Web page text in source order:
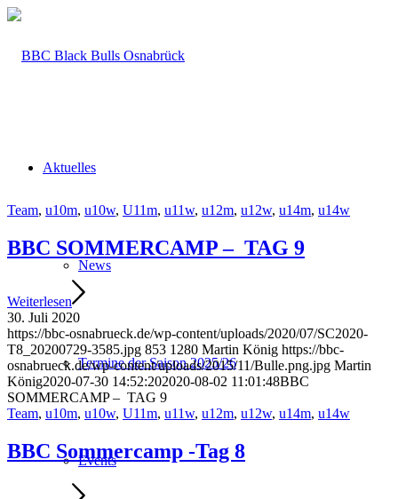
Aktuelles
News
Termine der Saison 2025/26
Events
Team, u10m, u10w, U11m, u11w, u12m, u12w, u14m, u14w
BBC SOMMERCAMP – TAG 9
Weiterlesen
30. Juli 2020
https://bbc-osnabrueck.de/wp-content/uploads/2020/07/SC2020-
T8_20200729-3585.jpg 853 1280 Martin König https://bbc-
osnabrueck.de/wp-content/uploads/2015/11/Bulle.png.jpg Martin
König2020-07-30 14:52:202020-08-02 11:01:48BBC
SOMMERCAMP – TAG 9
Team, u10m, u10w, U11m, u11w, u12m, u12w, u14m, u14w
BBC Sommercamp -Tag 8